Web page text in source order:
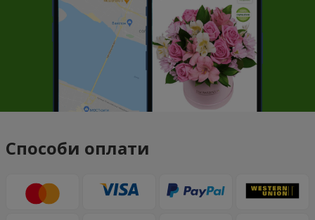
Способи оплати